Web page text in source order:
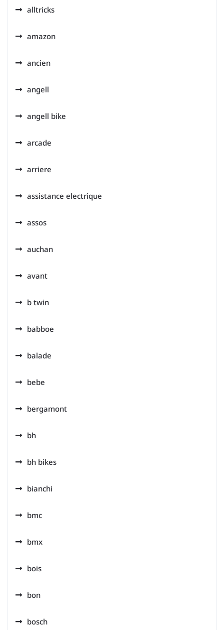
alltricks
amazon
ancien
angell
angell bike
arcade
arriere
assistance electrique
assos
auchan
avant
b twin
babboe
balade
bebe
bergamont
bh
bh bikes
bianchi
bmc
bmx
bois
bon
bosch